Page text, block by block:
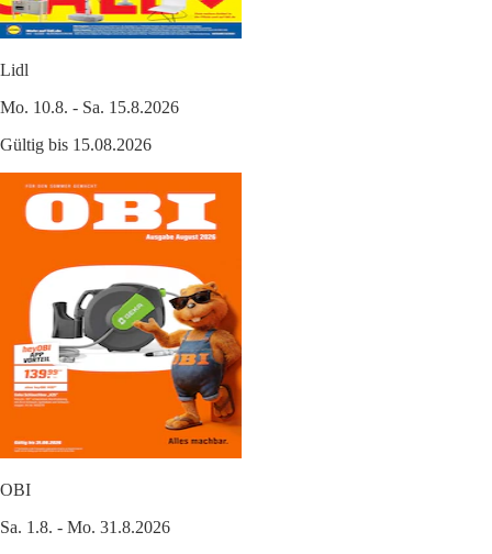
Lidl
Mo. 10.8. - Sa. 15.8.2026
Gültig bis 15.08.2026
OBI
Sa. 1.8. - Mo. 31.8.2026